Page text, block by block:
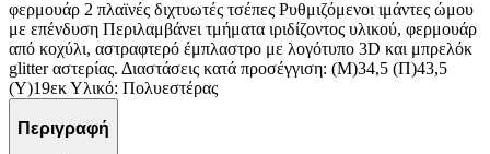
φερμουάρ 2 πλαϊνές διχτυωτές τσέπες Ρυθμιζόμενοι ιμάντες ώμου
με επένδυση Περιλαμβάνει τμήματα ιριδίζοντος υλικού, φερμουάρ
από κοχύλι, αστραφτερό έμπλαστρο με λογότυπο 3D και μπρελόκ
glitter αστερίας. Διαστάσεις κατά προσέγγιση: (Μ)34,5 (Π)43,5
(Υ)19εκ Υλικό: Πολυεστέρας
Περιγραφή